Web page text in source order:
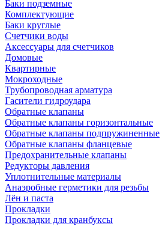
Баки подземные
Комплектующие
Баки круглые
Счетчики воды
Аксессуары для счетчиков
Домовые
Квартирные
Мокроходные
Трубопроводная арматура
Гасители гидроудара
Обратные клапаны
Обратные клапаны горизонтальные
Обратные клапаны подпружиненные
Обратные клапаны фланцевые
Предохранительные клапаны
Редукторы давления
Уплотнительные материалы
Анаэробные герметики для резьбы
Лён и паста
Прокладки
Прокладки для кранбуксы